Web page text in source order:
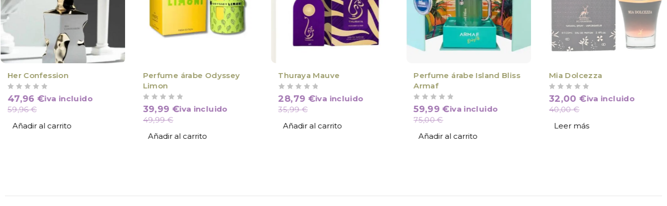
Her Confession
59,96€
47,96€iva incluido
Añadir al carrito
Perfume árabe Odyssey
Limon
49,99€
39,99€iva incluido
Añadir al carrito
Thuraya Mauve
35,99€
28,79 €iva incluido
Añadir al carrito
Perfume árabe Island Bliss
Armaf
75,00€
59,99€iva incluido
Añadir al carrito
Mia Dolcezza
40,00€
32,00€iva incluido
Leer más